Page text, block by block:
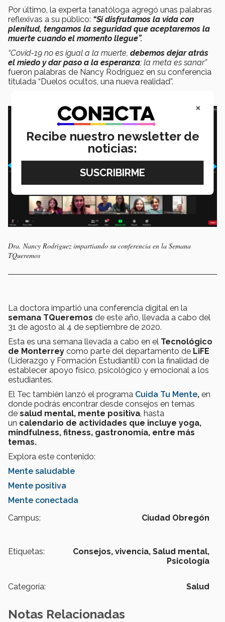
Por último, la experta tanatóloga agregó unas palabras
reflexivas a su público: “Si disfrutamos la vida con
plenitud, tengamos la seguridad que aceptaremos la
muerte cuando el momento llegue”.
“Covid-19 no es igual a la muerte, debemos dejar atrás
el miedo y dar paso a la esperanza; la meta es sanar”
fueron palabras de Nancy Rodríguez en su conferencia
titulada “Duelos ocultos, una nueva realidad”.
Dra. Nancy Rodríguez impartiando su conferencia en la Semana
TQueremos
La doctora impartió una conferencia digital en la
semana TQueremos de este año, llevada a cabo del
31 de agosto al 4 de septiembre de 2020.
Esta es una semana llevada a cabo en el Tecnológico
de Monterrey como parte del departamento de LiFE
(Liderazgo y Formación Estudiantil) con la finalidad de
establecer apoyo físico, psicológico y emocional a los
estudiantes.
El Tec también lanzó el programa Cuida Tu Mente, en
donde podrás encontrar desde consejos en temas
de salud mental, mente positiva , hasta
un calendario de actividades que incluye yoga,
mindfulness, fitness, gastronomía, entre más
temas.
Explora este contenido:
Mente saludable
Mente positiva
Mente conectada
Campus:
Ciudad Obregón
Etiquetas: Consejos, vivencia, Salud mental,
Psicología
Categoría: Salud
Notas Relacionadas
×
Recibe nuestro newsletter de
noticias: